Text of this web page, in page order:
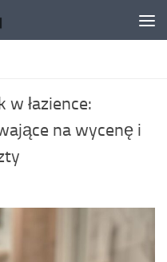
w łazience:
na wycenę i